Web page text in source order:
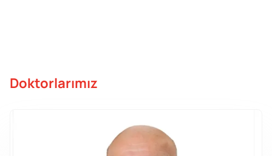
Doktorlarımız